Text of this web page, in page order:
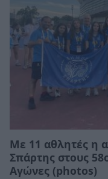
Με 11 αθλητές η
Σπάρτης στους
Αγώνες (photos)